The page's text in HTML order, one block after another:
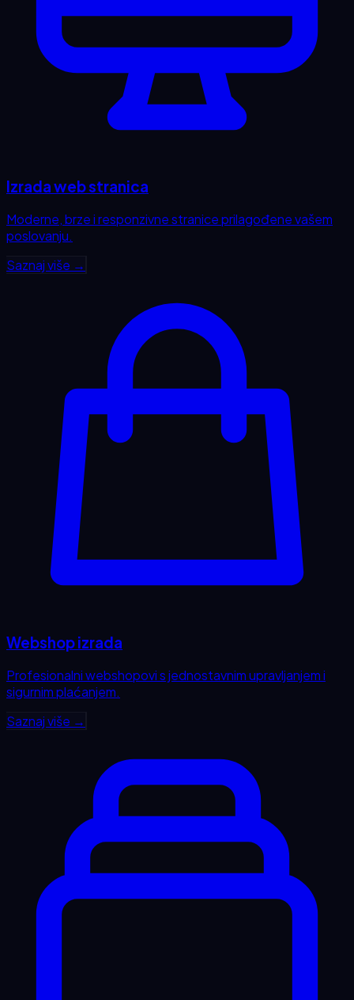
Izrada web stranica
Moderne, brze i responzivne stranice prilagođene vašem
poslovanju.
Saznaj više →
Webshop izrada
Profesionalni webshopovi s jednostavnim upravljanjem i
sigurnim plaćanjem.
Saznaj više →